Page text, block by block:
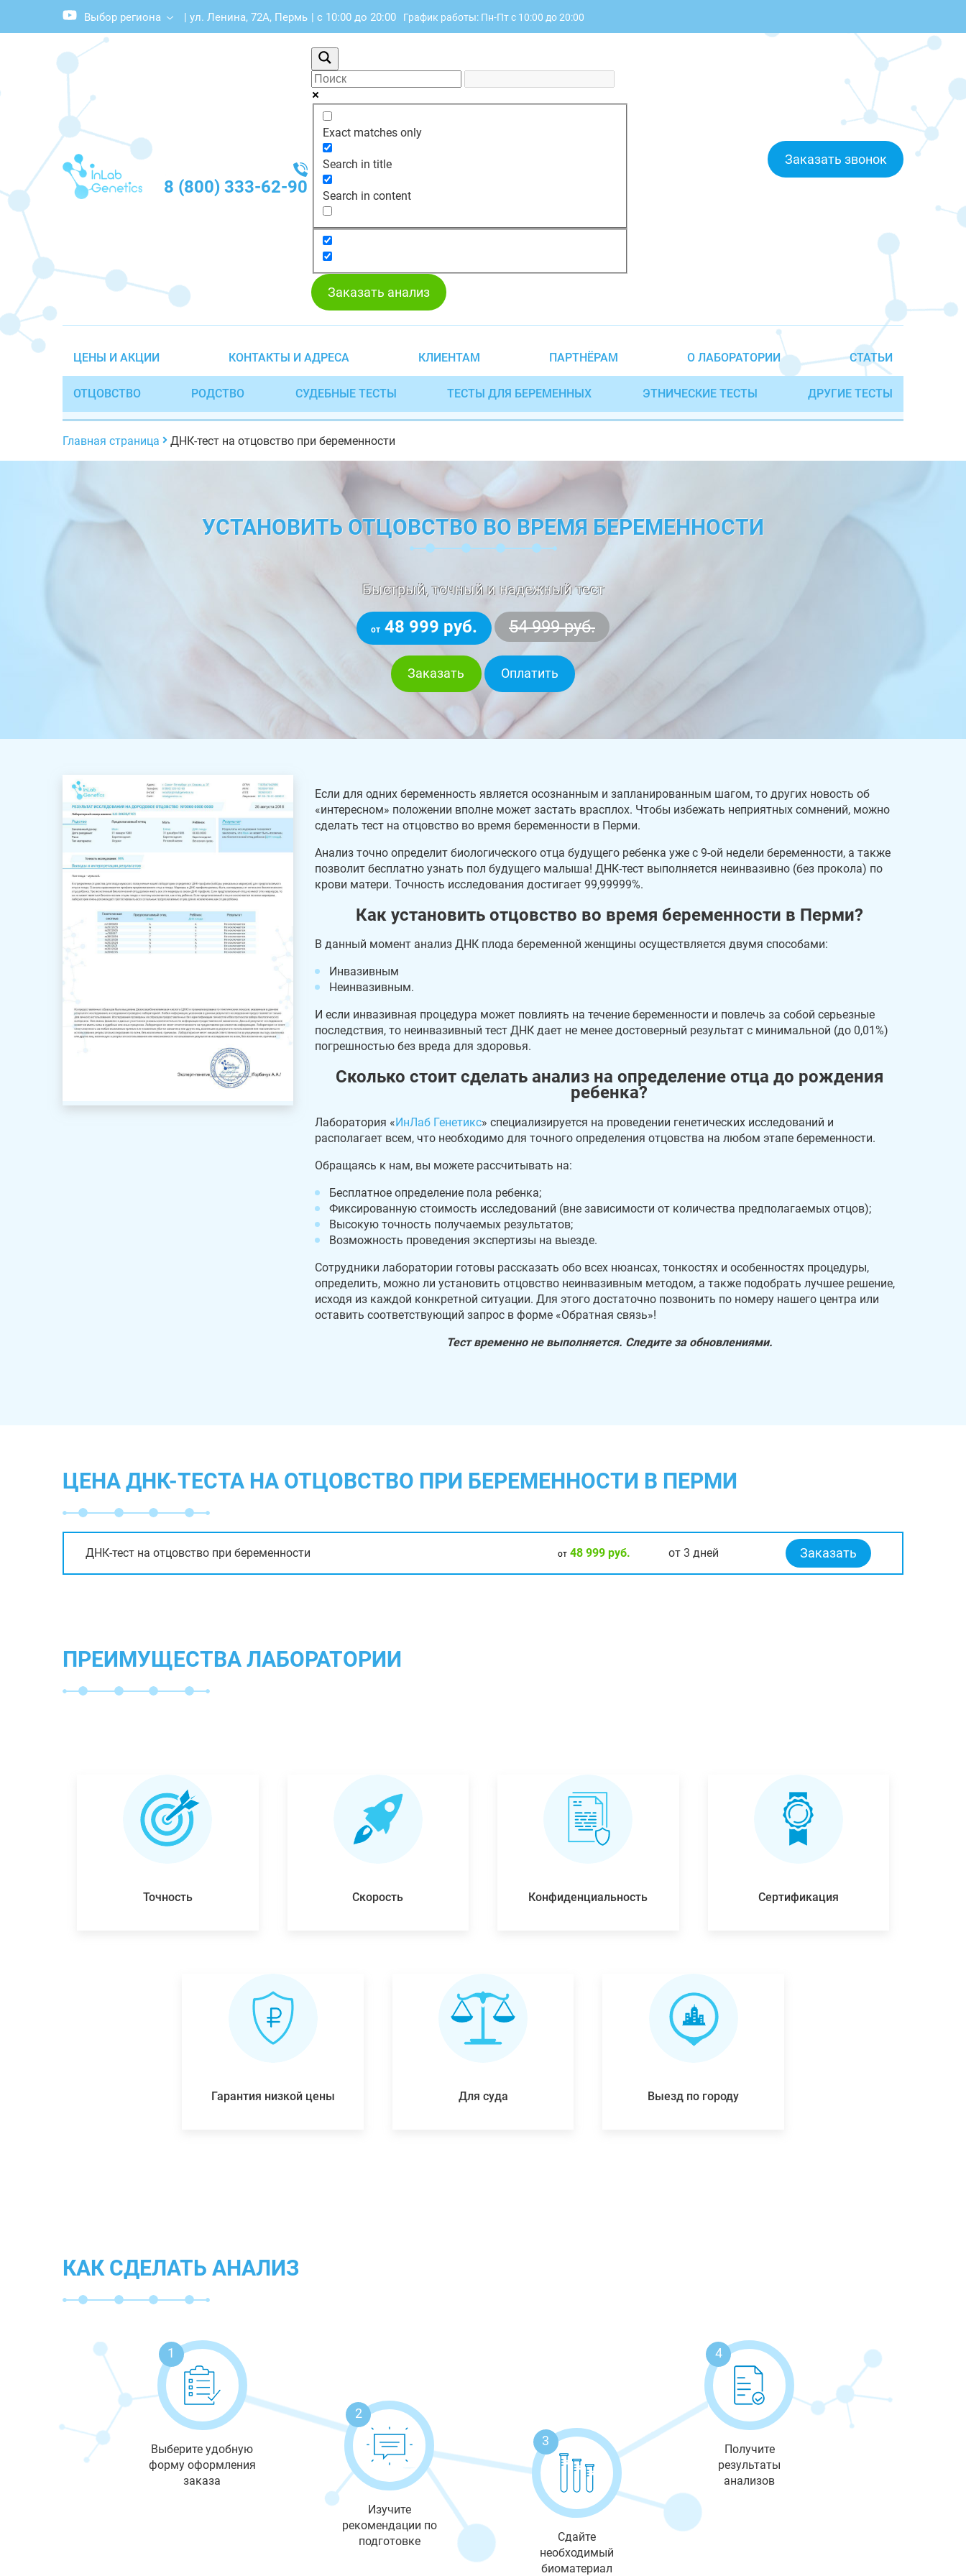
Выбор региона | ул. Ленина, 72А, Пермь | с 10:00 до 20:00 График работы: Пн-Пт с 10:00 до 20:00
8 (800) 333-62-90
Exact matches only
Search in title
Search in content
Заказать звонок
Заказать анализ
ЦЕНЫ И АКЦИИ КОНТАКТЫ И АДРЕСА КЛИЕНТАМ ПАРТНЁРАМ О ЛАБОРАТОРИИ СТАТЬИ
ОТЦОВСТВО РОДСТВО СУДЕБНЫЕ ТЕСТЫ ТЕСТЫ ДЛЯ БЕРЕМЕННЫХ ЭТНИЧЕСКИЕ ТЕСТЫ ДРУГИЕ ТЕСТЫ
Главная страница ДНК-тест на отцовство при беременности
УСТАНОВИТЬ ОТЦОВСТВО ВО ВРЕМЯ БЕРЕМЕННОСТИ
Быстрый, точный и надежный тест
от 48 999 руб. 54 999 руб.
Заказать Оплатить
Если для одних беременность является осознанным и запланированным шагом, то других новость об
«интересном» положении вполне может застать врасплох. Чтобы избежать неприятных сомнений, можно
сделать тест на отцовство во время беременности в Перми.
Анализ точно определит биологического отца будущего ребенка уже с 9-ой недели беременности, а также
позволит бесплатно узнать пол будущего малыша! ДНК-тест выполняется неинвазивно (без прокола) по
крови матери. Точность исследования достигает 99,99999%.
Как установить отцовство во время беременности в Перми?
В данный момент анализ ДНК плода беременной женщины осуществляется двумя способами:
Инвазивным
Неинвазивным.
И если инвазивная процедура может повлиять на течение беременности и повлечь за собой серьезные
последствия, то неинвазивный тест ДНК дает не менее достоверный результат с минимальной (до 0,01%)
погрешностью без вреда для здоровья.
Сколько стоит сделать анализ на определение отца до рождения
ребенка?
Лаборатория « ИнЛаб Генетикс» специализируется на проведении генетических исследований и
располагает всем, что необходимо для точного определения отцовства на любом этапе беременности.
Обращаясь к нам, вы можете рассчитывать на:
Бесплатное определение пола ребенка;
Фиксированную стоимость исследований (вне зависимости от количества предполагаемых отцов);
Высокую точность получаемых результатов;
Возможность проведения экспертизы на выезде.
Сотрудники лаборатории готовы рассказать обо всех нюансах, тонкостях и особенностях процедуры,
определить, можно ли установить отцовство неинвазивным методом, а также подобрать лучшее решение,
исходя из каждой конкретной ситуации. Для этого достаточно позвонить по номеру нашего центра или
оставить соответствующий запрос в форме «Обратная связь»!
Тест временно не выполняется. Следите за обновлениями.
ЦЕНА ДНК-ТЕСТА НА ОТЦОВСТВО ПРИ БЕРЕМЕННОСТИ В ПЕРМИ
ДНК-тест на отцовство при беременности от48 999 руб. от 3 дней Заказать
ПРЕИМУЩЕСТВА ЛАБОРАТОРИИ
Точность Скорость Конфиденциальность Сертификация
Гарантия низкой цены Для суда Выезд по городу
КАК СДЕЛАТЬ АНАЛИЗ
1
Выберите удобную
форму оформления
заказа
2
Изучите
рекомендации по
подготовке
3
Сдайте
необходимый
биоматериал
4
Получите
результаты
анализов